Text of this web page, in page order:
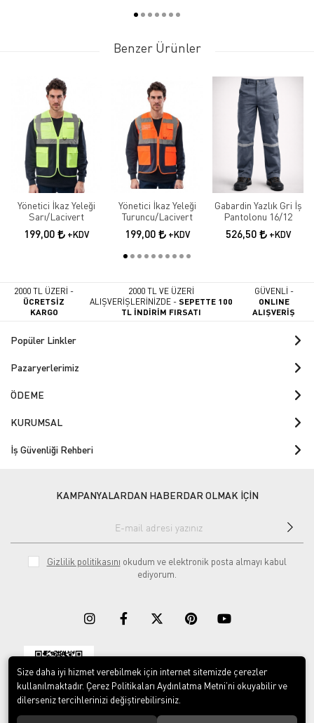
Benzer Ürünler
Yönetici İkaz Yeleği
Sarı/Lacivert
199,00 +KDV
Yönetici İkaz Yeleği
Turuncu/Lacivert
199,00 +KDV
Gabardin Yazlık Gri İş
Pantolonu 16/12
526,50 +KDV
2000 TL ÜZERİ -
ÜCRETSİZ
KARGO
2000 TL VE ÜZERİ
ALIŞVERİŞLERİNİZDE -SEPETTE 100
TL İNDİRİM FIRSATI
GÜVENLİ -
ONLINE
ALIŞVERİŞ
Popüler Linkler
Pazaryerlerimiz
ÖDEME
KURUMSAL
İş Güvenliği Rehberi
KAMPANYALARDAN HABERDAR OLMAK İÇİN
Gizlilik politikasını okudum ve elektronik posta almayı kabul
ediyorum.
Download on the
App Store
Download on
Google play
Size daha iyi hizmet verebilmek için internet sitemizde çerezler
kullanılmaktadır. Çerez Politikaları Aydınlatma Metni’ni okuyabilir ve
dilerseniz tercihlerinizi değiştirebilirsiniz.